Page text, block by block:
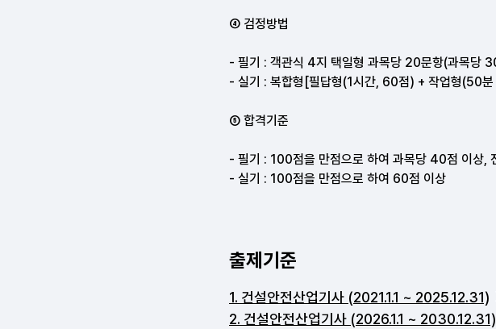
출제기준
1. 건설안전산업기사 (2021.1.1 ~ 2025.12.31)
2. 건설안전산업기사 (2026.1.1 ~ 2030.12.31)